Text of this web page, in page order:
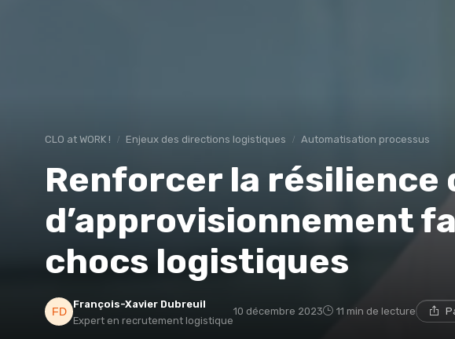
CLO at WORK ! Enjeux des directions logistiques Automatisation processus
Renforcer la résilience
d’approvisionnement
chocs logistiques
François-Xavier Dubreuil
Expert en recrutement logistique
10 décembre 2023 11 min de lecture